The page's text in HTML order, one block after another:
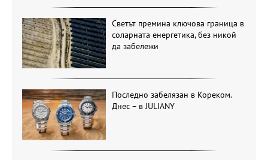
Светът премина ключова граница в
соларната енергетика, без никой
да забележи
Последно забелязан в Кореком.
Днес – в JULIANY